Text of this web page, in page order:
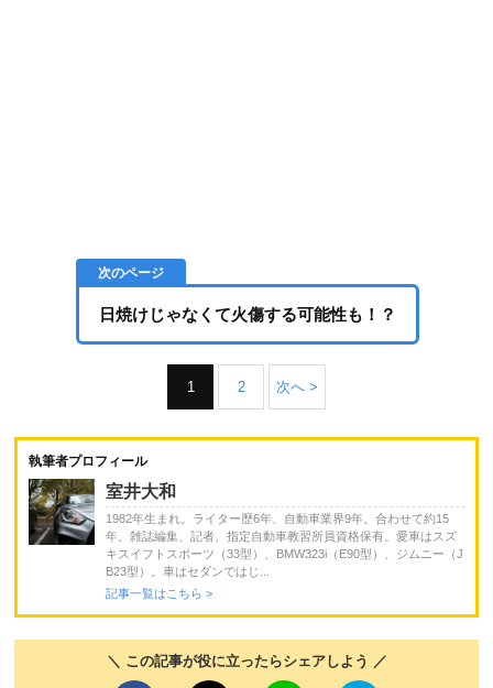
日焼けじゃなくて火傷する可能性も！？
1 2 次へ >
執筆者プロフィール
室井大和
1982年生まれ。ライター歴6年、自動車業界9年。合わせて約15
年。雑誌編集、記者、指定自動車教習所員資格保有。愛車はスズ
キスイフトスポーツ（33型）、BMW323i（E90型）、ジムニー（J
B23型）。車はセダンではじ...
記事一覧はこちら >
＼ この記事が役に立ったらシェアしよう ／